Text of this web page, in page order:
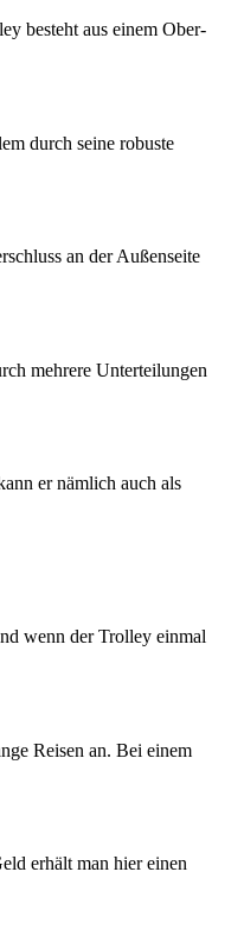
besteht aus einem Ober-
durch seine robuste
an der Außenseite
mehrere Unterteilungen
er nämlich auch als
wenn der Trolley einmal
Reisen an. Bei einem
erhält man hier einen